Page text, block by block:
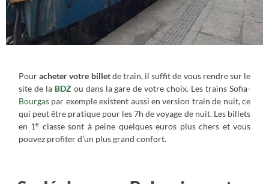
Pouracheter votre billetde train, il suffit de vous rendre sur le
site de la BDZou dans la gare de votre choix. Les trains Sofia-
Bourgas par exemple existent aussi en version train de nuit, ce
qui peut être pratique pour les 7h de voyage de nuit. Les billets
en 1e classe sont à peine quelques euros plus chers et vous
pouvez profiter d’un plus grand confort.